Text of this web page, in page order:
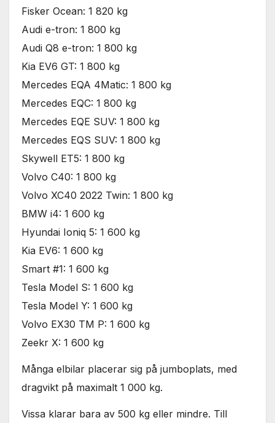
Fisker Ocean: 1 820 kg
Audi e-tron: 1 800 kg
Audi Q8 e-tron: 1 800 kg
Kia EV6 GT: 1 800 kg
Mercedes EQA 4Matic: 1 800 kg
Mercedes EQC: 1 800 kg
Mercedes EQE SUV: 1 800 kg
Mercedes EQS SUV: 1 800 kg
Skywell ET5: 1 800 kg
Volvo C40: 1 800 kg
Volvo XC40 2022 Twin: 1 800 kg
BMW i4: 1 600 kg
Hyundai Ioniq 5: 1 600 kg
Kia EV6: 1 600 kg
Smart #1: 1 600 kg
Tesla Model S: 1 600 kg
Tesla Model Y: 1 600 kg
Volvo EX30 TM P: 1 600 kg
Zeekr X: 1 600 kg
Många elbilar placerar sig på jumboplats, med
dragvikt på maximalt 1 000 kg.
Vissa klarar bara av 500 kg eller mindre. Till